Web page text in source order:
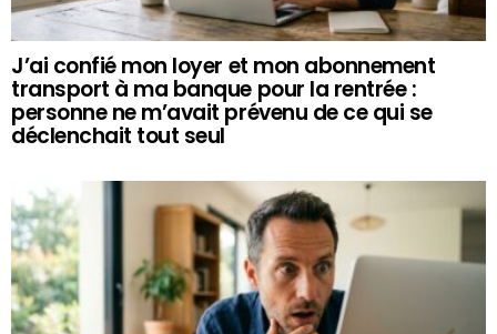
J’ai confié mon loyer et mon abonnement
transport à ma banque pour la rentrée :
personne ne m’avait prévenu de ce qui se
déclenchait tout seul